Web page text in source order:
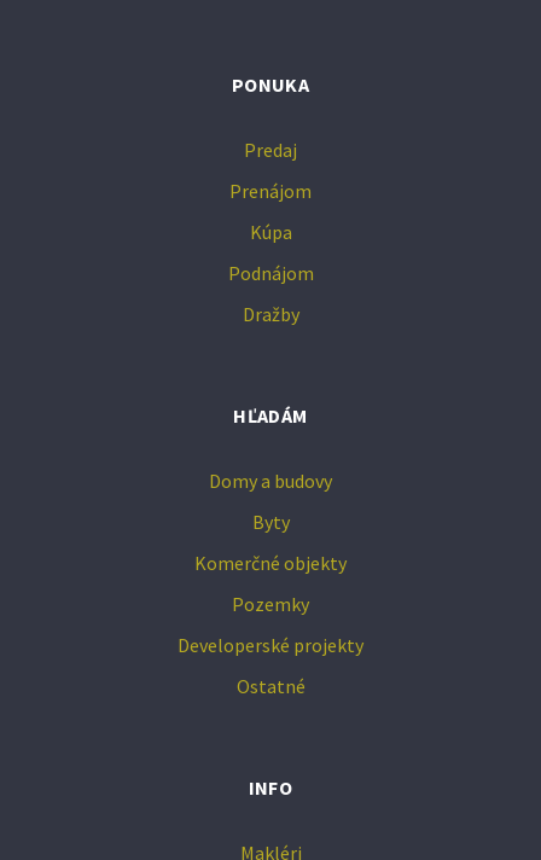
PONUKA
Predaj
Prenájom
Kúpa
Podnájom
Dražby
HĽADÁM
Domy a budovy
Byty
Komerčné objekty
Pozemky
Developerské projekty
Ostatné
INFO
Makléri